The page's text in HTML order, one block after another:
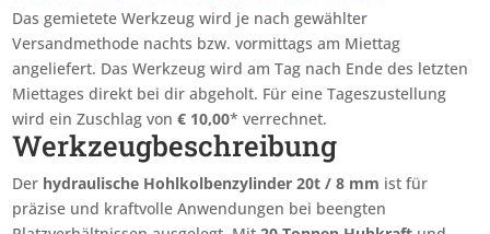
Das gemietete Werkzeug wird je nach gewählter
Versandmethode nachts bzw. vormittags am Miettag
angeliefert. Das Werkzeug wird am Tag nach Ende des letzten
Miettagesdirekt bei dir abgeholt. Für eine Tageszustellung
wird ein Zuschlag von€ 10,00* verrechnet.
Werkzeugbeschreibung
Der hydraulische Hohlkolbenzylinder 20t / 8 mm ist für
präzise und kraftvolle Anwendungen bei beengten